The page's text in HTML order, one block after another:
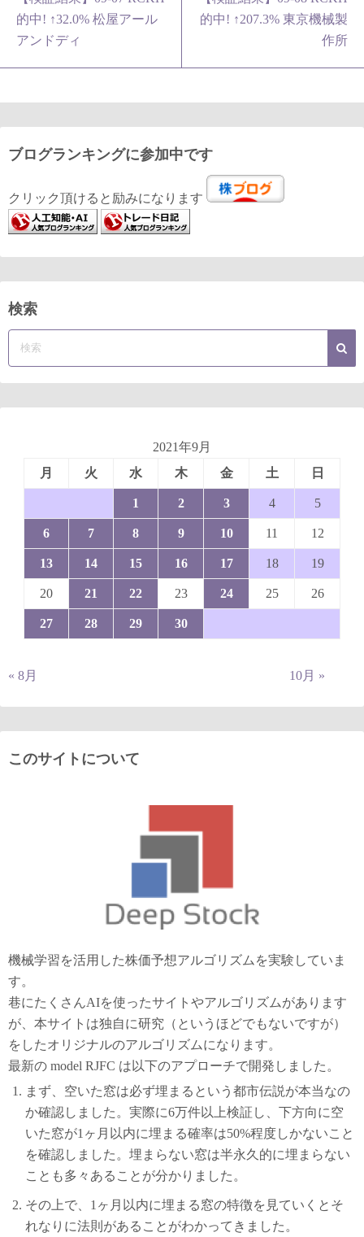
的中! ↑32.0% 松屋アール
アンドディ
的中! ↑207.3% 東京機械製
作所
ブログランキングに参加中です
クリック頂けると励みになります
検索
2021年9月
月
火 水 木 金 土 日
1 2 3 4 5
6 7 8 9 10 11 12
13 14 15 16 17 18 19
20 21 22 23 24 25 26
27 28 29 30
« 8月 10月 »
このサイトについて
機械学習を活用した株価予想アルゴリズムを実験していま
す。
巷にたくさんAIを使ったサイトやアルゴリズムがあります
が、本サイトは独自に研究（というほどでもないですが）
をしたオリジナルのアルゴリズムになります。
最新の model RJFC は以下のアプローチで開発しました。
まず、空いた窓は必ず埋まるという都市伝説が本当なの
か確認しました。実際に6万件以上検証し、下方向に空
いた窓が1ヶ月以内に埋まる確率は50%程度しかないこと
を確認しました。埋まらない窓は半永久的に埋まらない
ことも多々あることが分かりました。
その上で、1ヶ月以内に埋まる窓の特徴を見ていくとそ
れなりに法則があることがわかってきました。